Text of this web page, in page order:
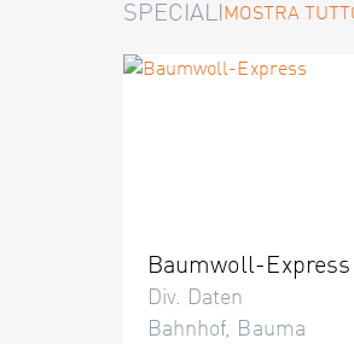
SPECIALIMOSTRA
Baumwoll-Express
Div. Daten
Bahnhof, Bauma